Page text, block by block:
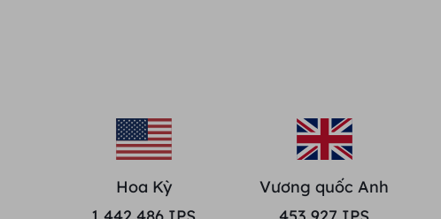
Hoa Kỳ
Vương quốc Anh